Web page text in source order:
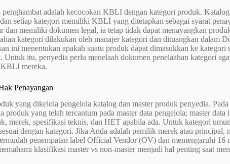
penghambat adalah kecocokan KBLI dengan kategori produk. Katalog
setiap kategori memiliki KBLI yang ditetapkan sebagai syarat
dan memiliki dokumen legal, ia tetap tidak dapat menayangkan
kategori dilakukan oleh manajer kategori dan dituangkan dalam
ini menentukan apakah suatu produk dapat dimasukkan ke kategori
Untuk itu, penyedia perlu menelaah dokumen penelaahan kategori
KBLI mereka.
Penayangan
yang dikelola pengelola katalog dan master produk penyedia.
produk yang telah tercantum pada master data pengelola; master data
merek, spesifikasi teknis, dan HET apabila ada. Untuk kategori
dengan kategori. Jika Anda adalah pemilik merek atau principal,
penempatan label Official Vendor (OV) dan memengaruhi 16
klasifikasi master vs non-master menjadi hal penting saat